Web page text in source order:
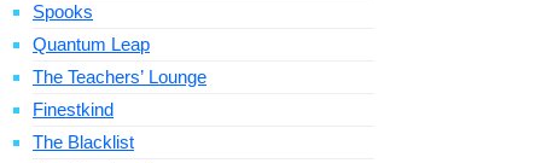
Spooks
Quantum Leap
The Teachers’ Lounge
Finestkind
The Blacklist